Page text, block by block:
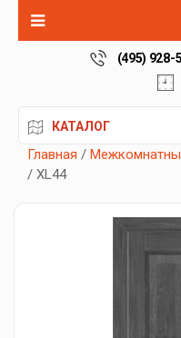
(495) 928-
КАТАЛОГ
Главная /
/ XL44